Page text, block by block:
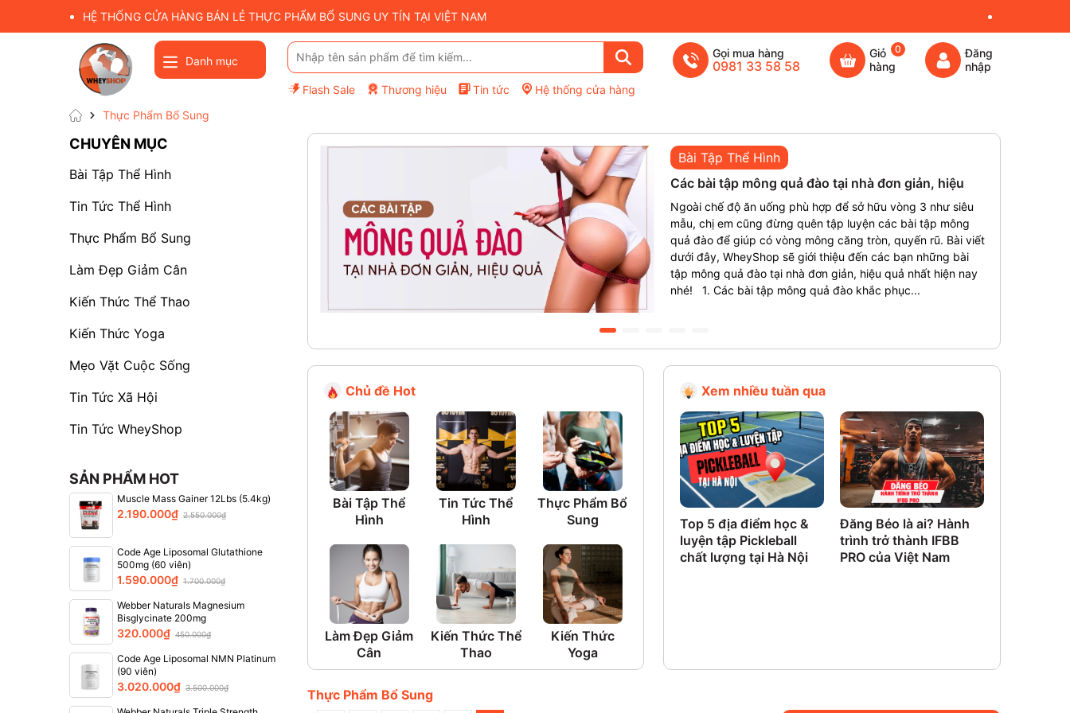
HỆ THỐNG CỬA HÀNG BÁN LẺ THỰC PHẨM BỔ SUNG UY TÍN TẠI VIỆT NAM
Danh mục
Flash Sale Thương hiệu Tin tức Hệ thống cửa hàng
Gọi mua hàng
0981 33 58 58
Giỏ
hàng
0
Đăng
nhập
Thực Phẩm Bổ Sung
Bài Tập Thể Hình
Các bài tập mông quả đào tại nhà đơn giản, hiệu
quả
Ngoài chế độ ăn uống phù hợp để sở hữu vòng 3 như siêu
mẫu, chị em cũng đừng quên tập luyện các bài tập mông
quả đào để giúp có vòng mông căng tròn, quyến rũ. Bài viết
dưới đây, WheyShop sẽ giới thiệu đến các bạn những bài
tập mông quả đào tại nhà đơn giản, hiệu quả nhất hiện nay
nhé! 1. Các bài tập mông quả đào khắc phục...
Chủ đề Hot
Bài Tập Thể
Hình
Tin Tức Thể
Hình
Thực Phẩm Bổ
Sung
Làm Đẹp Giảm
Cân
Kiến Thức Thể
Thao
Kiến Thức
Yoga
Xem nhiều tuần qua
Top 5 địa điểm học &
luyện tập Pickleball
chất lượng tại Hà Nội
Đăng Béo là ai? Hành
trình trở thành IFBB
PRO của Việt Nam
Thực Phẩm Bổ Sung
CHUYÊN MỤC
Bài Tập Thể Hình
Tin Tức Thể Hình
Thực Phẩm Bổ Sung
Làm Đẹp Giảm Cân
Kiến Thức Thể Thao
Kiến Thức Yoga
Mẹo Vặt Cuộc Sống
Tin Tức Xã Hội
Tin Tức WheyShop
SẢN PHẨM HOT
Muscle Mass Gainer 12Lbs (5.4kg)
2.190.000₫ 2.550.000₫
Code Age Liposomal Glutathione
500mg (60 viên)
1.590.000₫ 1.700.000₫
Webber Naturals Magnesium
Bisglycinate 200mg
320.000₫ 450.000₫
Code Age Liposomal NMN Platinum
(90 viên)
3.020.000₫ 3.500.000₫